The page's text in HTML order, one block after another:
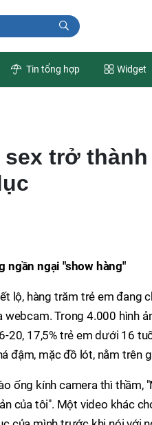
Tin tổng hợp Widget
sex trở
ngần ngại "show hàng"
lộ, hàng trăm trẻ em đang
Trong 4.000 hình
20, 17,5% trẻ em dưới 16
đậm, mặc đồ lót, nằm trên
ống kính camera thì thầm,
của tôi". Một video khác